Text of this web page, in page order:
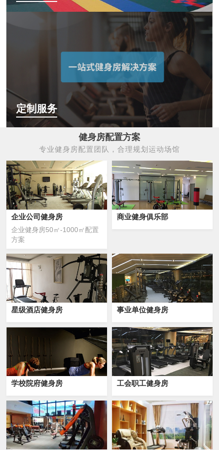
定制服务
健身房配置方案
专业健身房配置团队，合理规划运动场馆
企业公司健身房
企业健身房50㎡-1000㎡配置
方案
商业健身俱乐部
星级酒店健身房 事业单位健身房
学校院府健身房 工会职工健身房